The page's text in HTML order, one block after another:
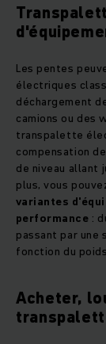
Les pentes
électriques
déchargement
camions ou des
transpalette
compensation
de niveau allant
plus, vous
variantes
performance :
passant par
fonction du
Acheter,